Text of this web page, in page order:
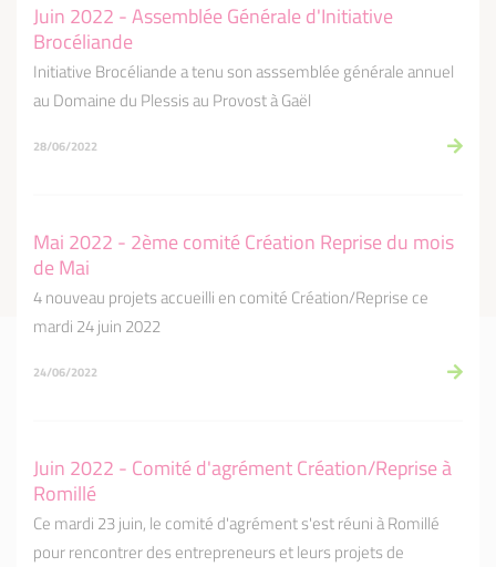
Juin 2022 - Assemblée Générale d'Initiative
Brocéliande
Initiative Brocéliande a tenu son asssemblée générale annuel
au Domaine du Plessis au Provost à Gaël
28/06/2022
Mai 2022 - 2ème comité Création Reprise du mois
de Mai
4 nouveau projets accueilli en comité Création/Reprise ce
mardi 24 juin 2022
24/06/2022
Juin 2022 - Comité d'agrément Création/Reprise à
Romillé
Ce mardi 23 juin, le comité d'agrément s'est réuni à Romillé
pour rencontrer des entrepreneurs et leurs projets de